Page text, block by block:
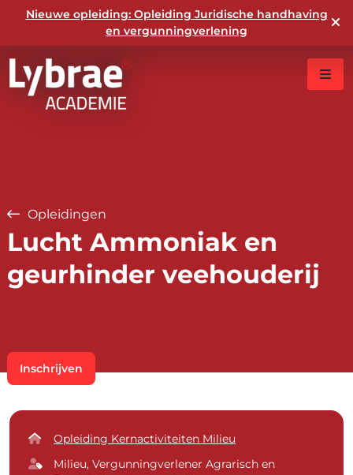
Nieuwe opleiding: Opleiding Juridische handhaving
en vergunningverlening
Opleidingen
Lucht Ammoniak en
geurhinder veehouderij
Inschrijven
Opleiding Kernactiviteiten Milieu
Milieu, Vergunningverlener Agrarisch en